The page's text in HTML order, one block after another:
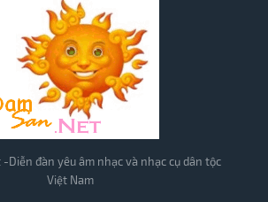
Diễn đàn yêu âm nhạc và nhạc cụ dân tộc
Việt Nam